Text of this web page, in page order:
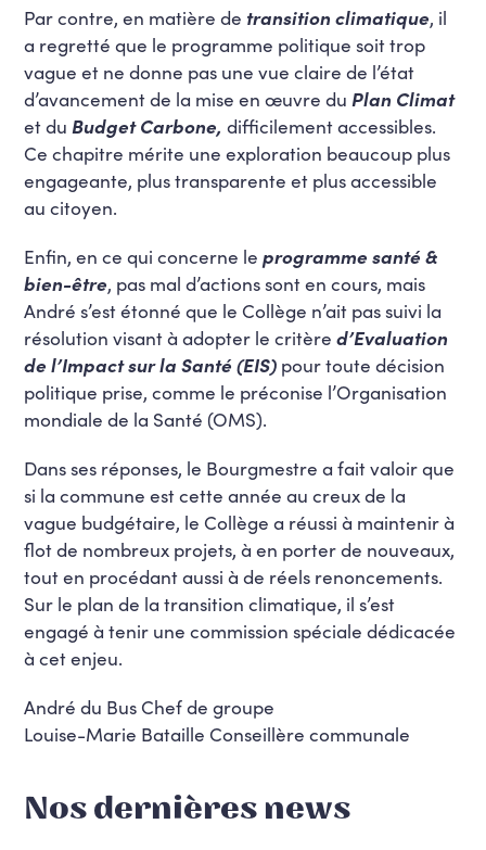
Par contre, en matière de transition climatique, il
a regretté que le programme politique soit trop
vague et ne donne pas une vue claire de l’état
d’avancement de la mise en œuvre duPlan Climat
et duBudget Carbone,difficilement accessibles.
Ce chapitre mérite une exploration beaucoup plus
engageante, plus transparente et plus accessible
au citoyen.
Enfin, en ce qui concerne leprogramme santé &
bien-être, pas mal d’actions sont en cours, mais
André s’est étonné que le Collège n’ait pas suivi la
résolution visant à adopter le critèred’Evaluation
de l’Impact sur la Santé (EIS) pour toute décision
politique prise, comme le préconise l’Organisation
mondiale de la Santé (OMS).
Dans ses réponses, le Bourgmestre a fait valoir que
si la commune est cette année au creux de la
vague budgétaire, le Collège a réussi à maintenir à
flot de nombreux projets, à en porter de nouveaux,
tout en procédant aussi à de réels renoncements.
Sur le plan de la transition climatique, il s’est
engagé à tenir une commission spéciale dédicacée
à cet enjeu.
André du Bus Chef de groupe
Louise-Marie Bataille Conseillère communale
Nos dernières news